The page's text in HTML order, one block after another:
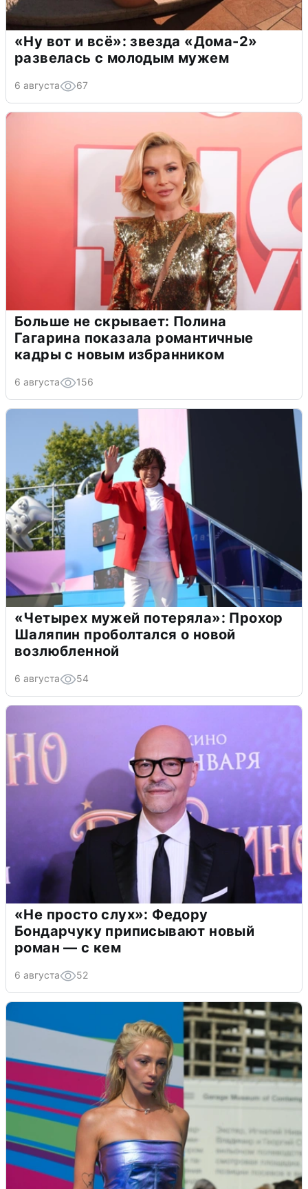
«Ну вот и всё»: звезда «Дома-2»
развелась с молодым мужем
6 августа 67
Больше не скрывает: Полина
Гагарина показала романтичные
кадры с новым избранником
6 августа 156
«Четырех мужей потеряла»: Прохор
Шаляпин проболтался о новой
возлюбленной
6 августа 54
«Не просто слух»: Федору
Бондарчуку приписывают новый
роман — с кем
6 августа 52